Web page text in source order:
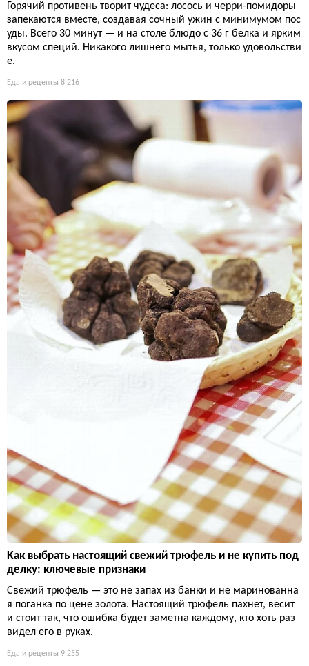
Горячий противень творит чудеса: лосось и черри-помидоры
запекаются вместе, создавая сочный ужин с минимумом пос
уды. Всего 30 минут — и на столе блюдо с 36 г белка и ярким
вкусом специй. Никакого лишнего мытья, только удовольстви
е.
Еда и рецепты 8 216
Как выбрать настоящий свежий трюфель и не купить под
делку: ключевые признаки
Свежий трюфель — это не запах из банки и не маринованна
я поганка по цене золота. Настоящий трюфель пахнет, весит
и стоит так, что ошибка будет заметна каждому, кто хоть раз
видел его в руках.
Еда и рецепты 9 255